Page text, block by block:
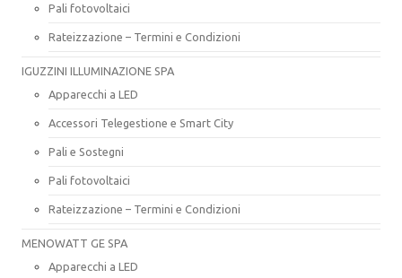
Pali fotovoltaici
Rateizzazione – Termini e Condizioni
IGUZZINI ILLUMINAZIONE SPA
Apparecchi a LED
Accessori Telegestione e Smart City
Pali e Sostegni
Pali fotovoltaici
Rateizzazione – Termini e Condizioni
MENOWATT GE SPA
Apparecchi a LED